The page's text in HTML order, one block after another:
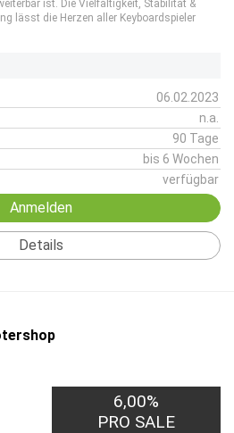
ist. Die Vielfältigkeit, Stabilität &
lässt die Herzen aller Keyboardspieler
06.02.2023
n.a.
90 Tage
bis 6 Wochen
verfügbar
Anmelden
Details
6,00%
PRO SALE